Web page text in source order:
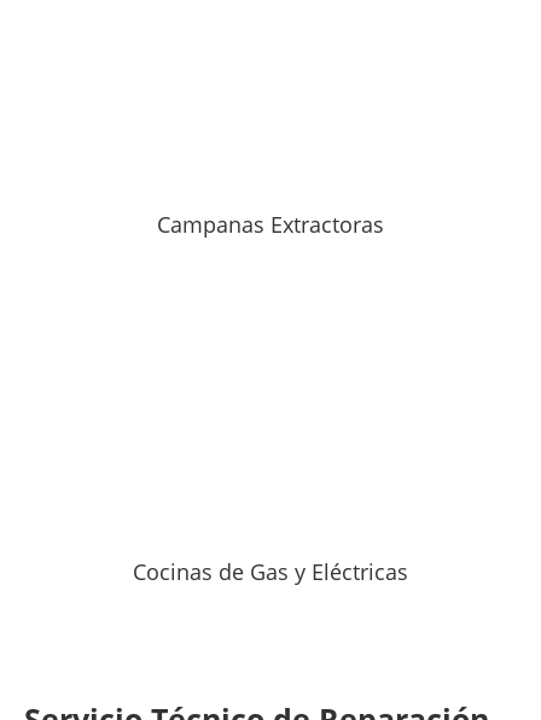
Campanas Extractoras
Cocinas de Gas y Eléctricas